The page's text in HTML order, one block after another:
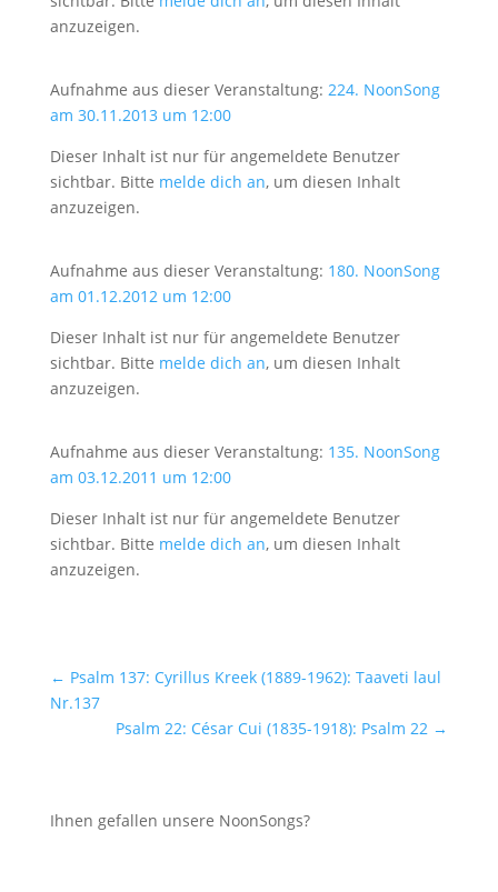
anzuzeigen.
Aufnahme aus dieser Veranstaltung: 224. NoonSong
am 30.11.2013 um 12:00
Dieser Inhalt ist nur für angemeldete Benutzer
sichtbar. Bitte melde dich an, um diesen Inhalt
anzuzeigen.
Aufnahme aus dieser Veranstaltung: 180. NoonSong
am 01.12.2012 um 12:00
Dieser Inhalt ist nur für angemeldete Benutzer
sichtbar. Bitte melde dich an, um diesen Inhalt
anzuzeigen.
Aufnahme aus dieser Veranstaltung: 135. NoonSong
am 03.12.2011 um 12:00
Dieser Inhalt ist nur für angemeldete Benutzer
sichtbar. Bitte melde dich an, um diesen Inhalt
anzuzeigen.
← Psalm 137: Cyrillus Kreek (1889-1962): Taaveti laul
Nr.137
Psalm 22: César Cui (1835-1918): Psalm 22 →
Ihnen gefallen unsere NoonSongs?